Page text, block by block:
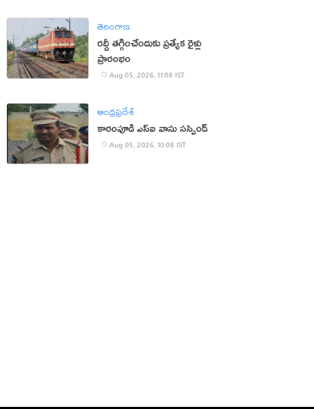
తెలంగాణ
రద్దీ తగ్గించేందుకు ప్రత్యేక రైళ్లు
ప్రారంభం
Aug 05, 2026, 11:08 IST
ఆంధ్రప్రదేశ్
కారంపూడి ఎస్ఐ వాసు స‌స్పెండ్‌
Aug 05, 2026, 10:08 IST